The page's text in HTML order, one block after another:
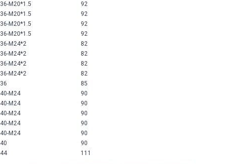
36-M20*1.5
92
36-M20*1.5
92
36-M20*1.5
92
36-M20*1.5
92
36-M24*2
82
36-M24*2
82
36-M24*2
82
36-M24*2
82
36
85
40-M24
90
40-M24
90
40-M24
90
40-M24
90
40-M24
90
40
90
44 111